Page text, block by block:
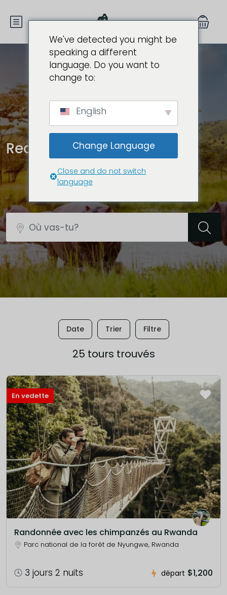
Recherche de tournée
Date Trier Filtre
25 tours trouvés
En vedette
Randonnée avec les chimpanzés au Rwanda
Parc national de la forêt de Nyungwe, Rwanda
3 jours 2 nuits départ $1,200
We've detected you might be
speaking a different
language. Do you want to
change to:
English
Change Language
Close and do not switch
language